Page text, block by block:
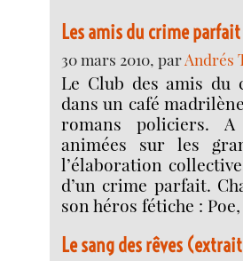
Les amis du crime parfait
30 mars 2010, parAndrés
Le Club des amis
dans un café
romans policiers. A
animées sur les
l’élaboration
d’un crime parfait.
son héros fétiche :
Le sang des rêves